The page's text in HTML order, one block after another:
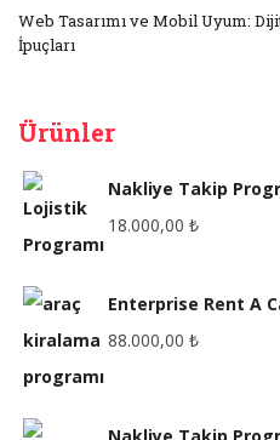
Web Tasarımı ve Mobil Uyum:
İpuçları
Ürünler
Nakliye Takip
18.000,00 ₺
Enterprise Rent A
88.000,00 ₺